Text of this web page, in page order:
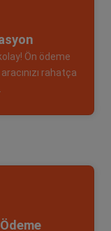
Ön ödeme
rahatça